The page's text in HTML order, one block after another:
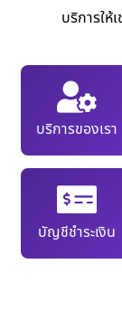
บริการใ
บริการของเรา
บัญชีชำระเงิน